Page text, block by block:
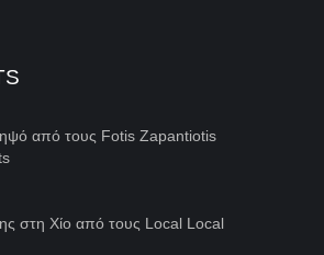
από τους Fotis Zapantiotis
στη Χίο από τους Local Local